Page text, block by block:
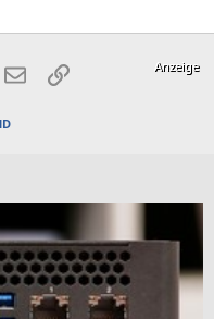
E-MailLink